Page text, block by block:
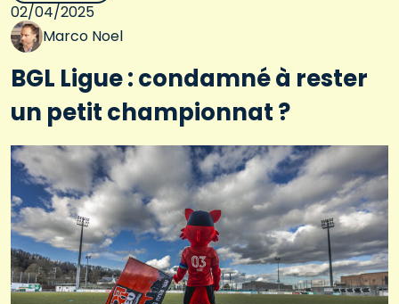
02/04/2025
Marco Noel
BGL Ligue : condamné à rester
un petit championnat ?